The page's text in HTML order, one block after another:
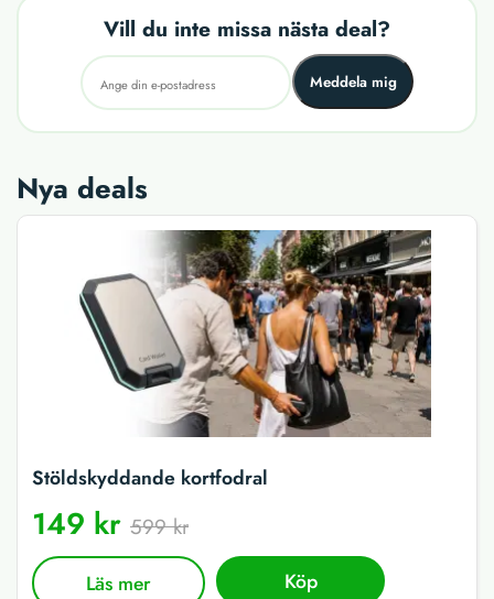
Vill du inte missa nästa deal?
Meddela mig
Nya deals
Stöldskyddande kortfodral
149 kr 599 kr
Läs mer Köp